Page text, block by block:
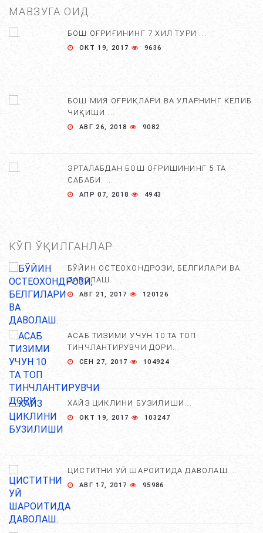
МАВЗУГА ОИД
БОШ ОҒРИҒИНИНГ 7 ХИЛ ТУРИ ...
ОКТ 19, 2017 9636
БОШ МИЯ ОҒРИҚЛАРИ ВА УЛАРНИНГ КЕЛИБ
ЧИҚИШИ....
АВГ 26, 2018 9082
ЭРТАЛАБДАН БОШ ОҒРИШИНИНГ 5 ТА
САБАБИ. ...
АПР 07, 2018 4943
КЎП ЎҚИЛГАНЛАР
БЎЙИН ОСТЕОХОНДРОЗИ, БЕЛГИЛАРИ ВА
ДАВОЛАШ. ...
АВГ 21, 2017 120126
АСАБ ТИЗИМИ УЧУН 10 ТА ТОП
ТИНЧЛАНТИРУВЧИ ДОРИ...
СЕН 27, 2017 104924
ХАЙЗ ЦИКЛИНИ БУЗИЛИШИ...
ОКТ 19, 2017 103247
ЦИСТИТНИ УЙ ШАРОИТИДА ДАВОЛАШ....
АВГ 17, 2017 95986